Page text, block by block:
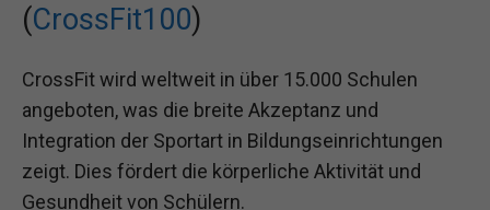
(CrossFit100)
CrossFit wird weltweit in über 15.000 Schulen
angeboten, was die breite Akzeptanz und
Integration der Sportart in Bildungseinrichtungen
zeigt. Dies fördert die körperliche Aktivität und
Gesundheit von Schülern.